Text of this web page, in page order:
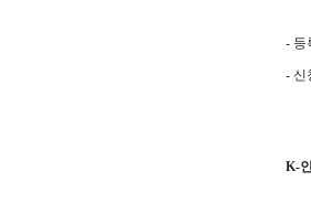
- 등
- 신
K-